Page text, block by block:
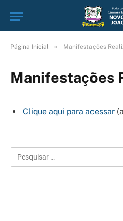
Página Inicial » Manifestações
Manifestações
Clique aqui para acessar